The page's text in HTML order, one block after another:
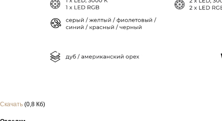
Скачать (0,8 Кб)